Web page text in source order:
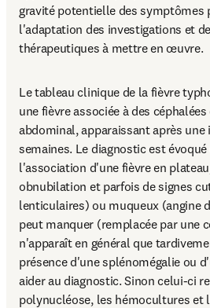
gravité potentielle des symptômes
l'adaptation des investigations et
thérapeutiques à mettre en œuvre.
Le tableau clinique de la fièvre
une fièvre associée à des
abdominal, apparaissant après une
semaines. Le diagnostic est
l'association d'une fièvre en
obnubilation et parfois de signes
lenticulaires) ou muqueux (angine
peut manquer (remplacée par une
n'apparaît en général que
présence d'une splénomégalie ou
aider au diagnostic. Sinon celui-ci
polynucléose, les hémocultures et